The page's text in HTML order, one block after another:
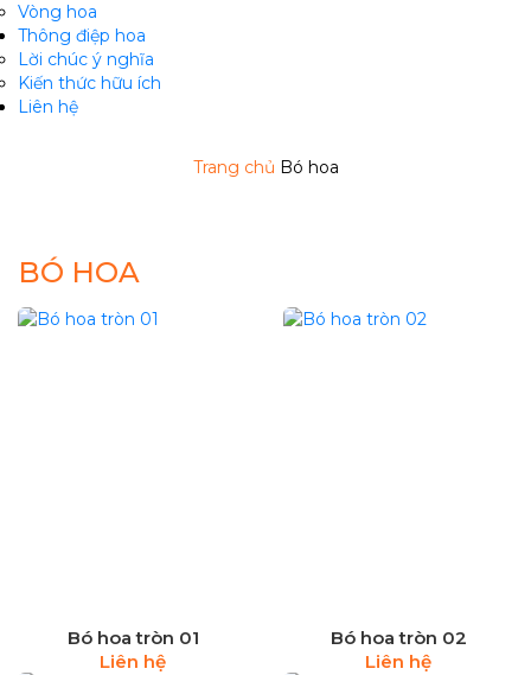
Vòng hoa
Thông điệp hoa
Lời chúc ý nghĩa
Kiến thức hữu ích
Liên hệ
Trang chủ Bó hoa
BÓ HOA
Bó hoa tròn 01
Liên hệ
Bó hoa tròn 02
Liên hệ